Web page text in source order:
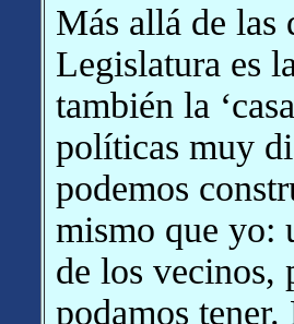
Más allá de
Legislatura es
también la
políticas muy
podemos
mismo que yo:
de los vecinos,
podamos tener.